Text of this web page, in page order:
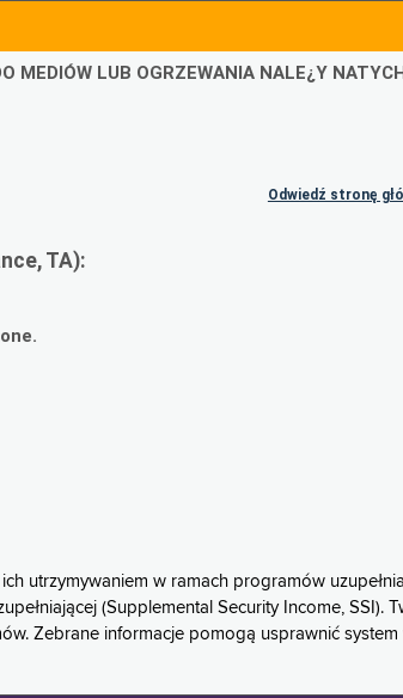
MEDIÓW LUB OGRZEWANIA NALE¿Y
Odwiedź stronę
TA):
utrzymywaniem w ramach programów
(Supplemental Security Income, SSI).
Zebrane informacje pomogą usprawnić system